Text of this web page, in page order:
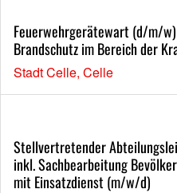
Feuerwehrgerätewart (d/m/
Brandschutz im Bereich der
Stadt Celle, Celle
Stellvertretender
inkl. Sachbearbeitung
mit Einsatzdienst (m/w/d)